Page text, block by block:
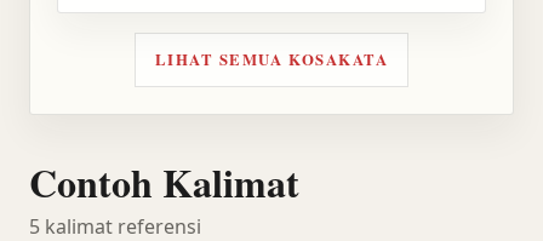
LIHAT SEMUA KOSAKATA
Contoh Kalimat
5 kalimat referensi